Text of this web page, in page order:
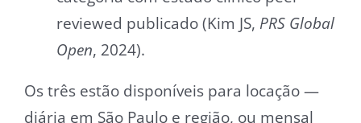
reviewed publicado (Kim JS, PRS Global
Open, 2024).
Os três estão disponíveis para locação —
diária em São Paulo e região, ou mensal